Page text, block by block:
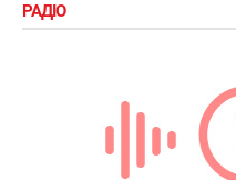
РАДІО